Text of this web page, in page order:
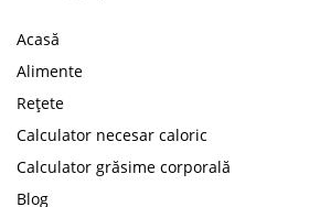
Acasă
Alimente
Rețete
Calculator necesar caloric
Calculator grăsime corporală
Blog